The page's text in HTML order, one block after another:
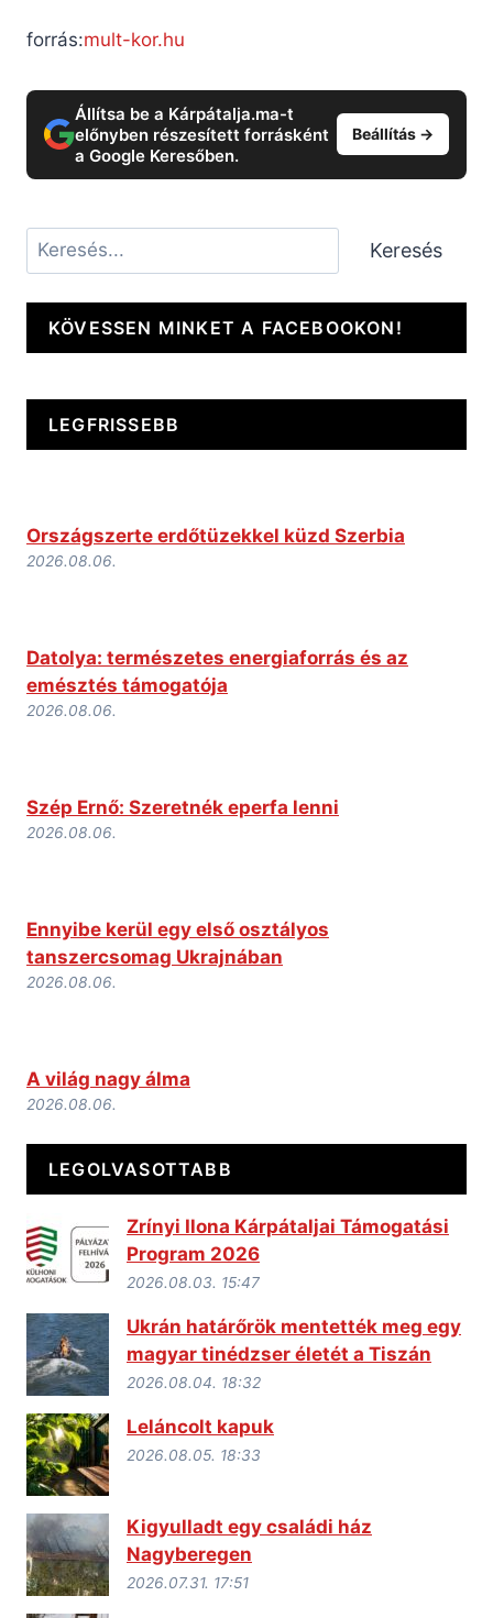
forrás:mult-kor.hu
Állítsa be a Kárpátalja.ma-t
előnyben részesített forrásként
a Google Keresőben.
Beállítás →
Keresés Keresés
KÖVESSEN MINKET A FACEBOOKON!
LEGFRISSEBB
Országszerte erdőtüzekkel küzd Szerbia
2026.08.06.
Datolya: természetes energiaforrás és az
emésztés támogatója
2026.08.06.
Szép Ernő: Szeretnék eperfa lenni
2026.08.06.
Ennyibe kerül egy első osztályos
tanszercsomag Ukrajnában
2026.08.06.
A világ nagy álma
2026.08.06.
LEGOLVASOTTABB
Zrínyi Ilona Kárpátaljai Támogatási
Program 2026
2026.08.03. 15:47
Ukrán határőrök mentették meg egy
magyar tinédzser életét a Tiszán
2026.08.04. 18:32
Leláncolt kapuk
2026.08.05. 18:33
Kigyulladt egy családi ház
Nagyberegen
2026.07.31. 17:51